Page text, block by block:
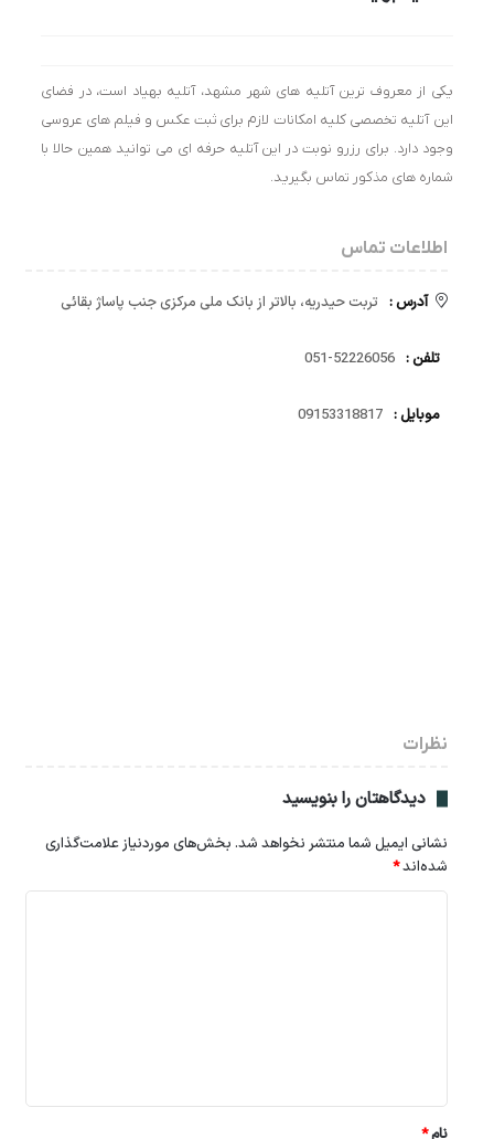
یکی از معروف ترین آتلیه های شهر مشهد، آتلیه بهیاد است، در فضای
این آتلیه تخصصی کلیه امکانات لازم برای ثبت عکس و فیلم های عروسی
وجود دارد. برای رزرو نوبت در این آتلیه حرفه ای می توانید همین حالا با
شماره های مذکور تماس بگیرید.
اطلاعات تماس
آدرس : تربت حیدریه، بالاتر از بانک ملی مرکزی جنب پاساژ بقائی
تلفن : 52226056-051
موبایل : 09153318817
نظرات
دیدگاهتان را بنویسید
نشانی ایمیل شما منتشر نخواهد شد. بخش‌های موردنیاز علامت‌گذاری
شده‌اند*
*
نام*